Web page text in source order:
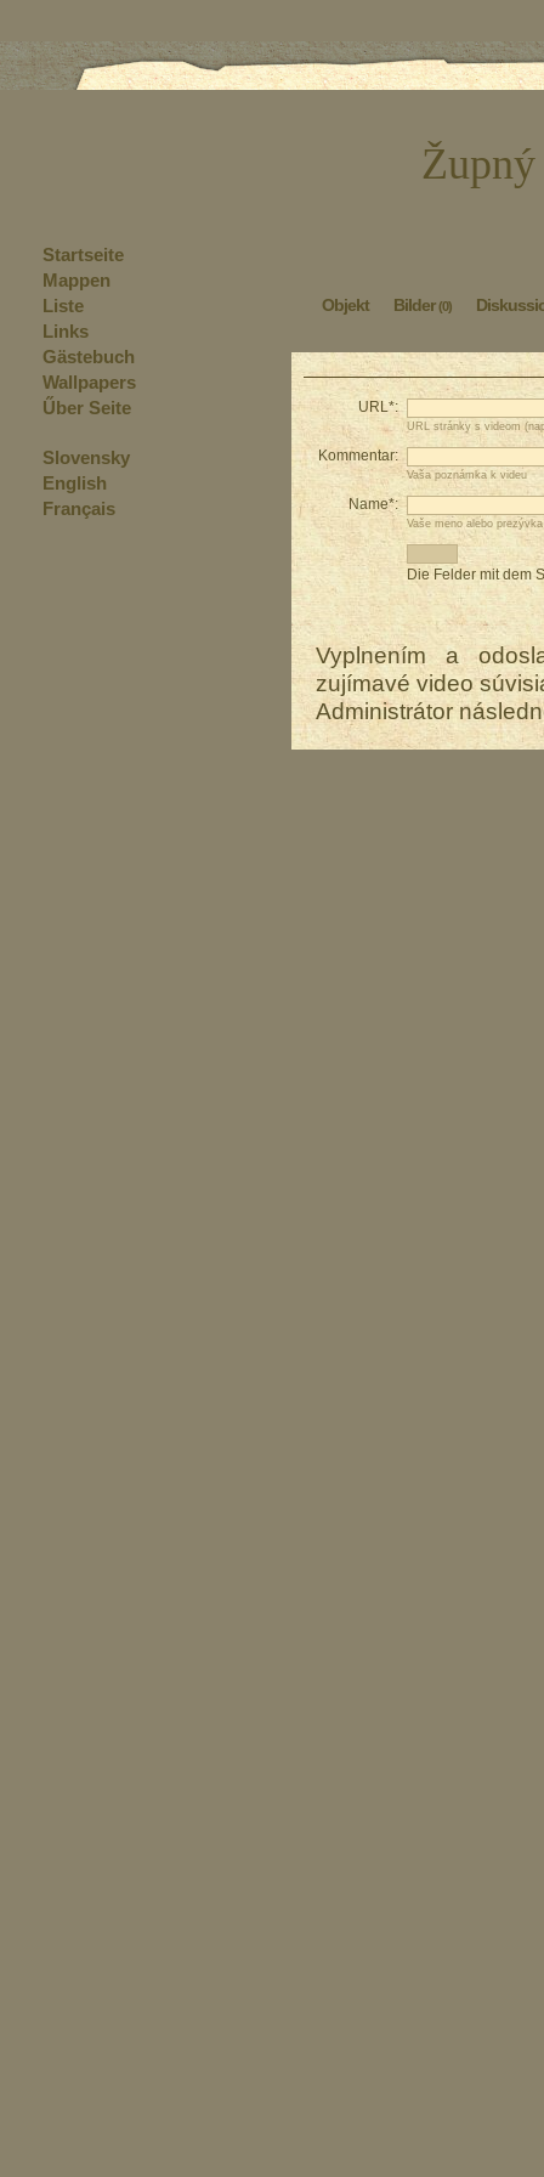
Objekt Bilder(0)
URL*:
URL stránky s videom
Kommentar:
Vaša poznámka k videu
Name*:
Vaše meno alebo prezývka
Die Felder mit dem
Vyplnením a
zujímavé video
Administrátor
Startseite
Mappen
Liste
Links
Gästebuch
Wallpapers
Űber Seite
Slovensky
English
Français